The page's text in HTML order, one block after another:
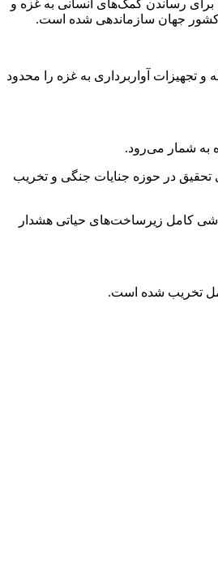
مارس ۲۰۲۶، بزرگ‌ترین حرکت امدادی در طول تاریخ را برای رساندن کمک‌های انسانی به غزه و
نیست و ورود سوخت، کمک‌های بشردوستانه و تجهیزات آواربرداری به غزه را محدود
به شمار می‌رود.
تحقیق در حوزه جنایات جنگی و تخریب
کامل زیرساخت‌های حیاتی هشدار